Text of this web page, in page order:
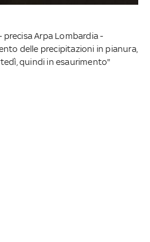
precisa Arpa Lombardia -
delle precipitazioni in pianura,
quindi in esaurimento"